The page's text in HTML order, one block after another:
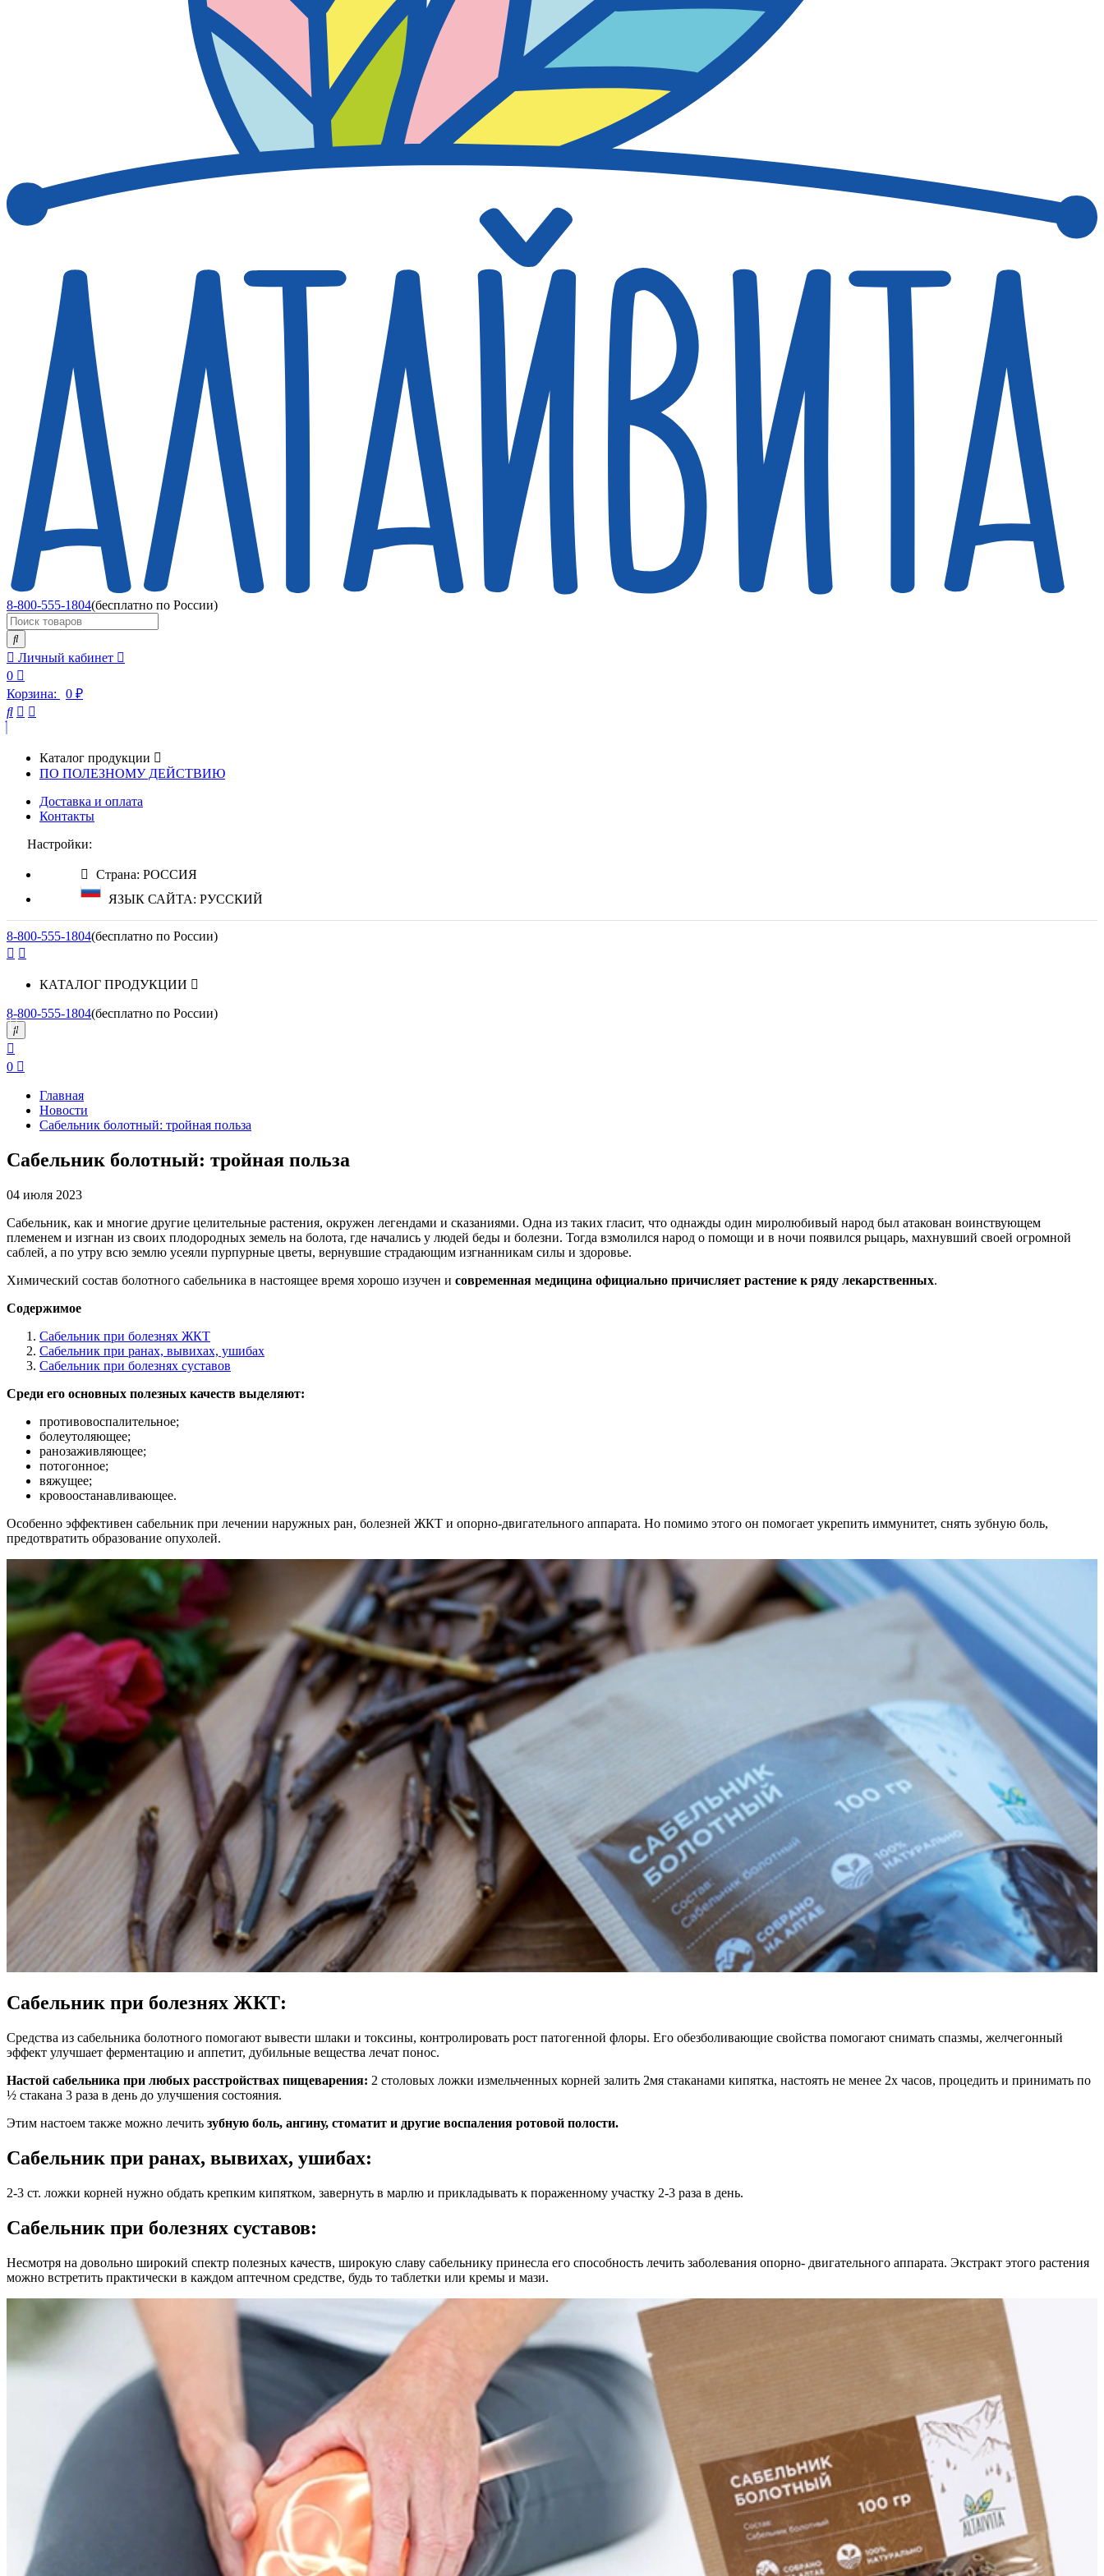
8-800-555-1804(бесплатно по России)
Личный кабинет
0
Корзина:
0 ₽
Каталог продукции
ПО ПОЛЕЗНОМУ ДЕЙСТВИЮ
Доставка и оплата
Контакты
Настройки:
Страна: РОССИЯ
ЯЗЫК САЙТА: РУССКИЙ
8-800-555-1804(бесплатно по России)
КАТАЛОГ ПРОДУКЦИИ
8-800-555-1804(бесплатно по России)
0
Главная
Новости
Сабельник болотный: тройная польза
Сабельник болотный: тройная польза
04 июля 2023
Сабельник, как и многие другие целительные растения, окружен легендами и сказаниями. Одна из таких гласит, что однажды один миролюбивый народ был атакован воинствующем
племенем и изгнан из своих плодородных земель на болота, где начались у людей беды и болезни. Тогда взмолился народ о помощи и в ночи появился рыцарь, махнувший своей огромной
саблей, а по утру всю землю усеяли пурпурные цветы, вернувшие страдающим изгнанникам силы и здоровье.
Химический состав болотного сабельника в настоящее время хорошо изучен и современная медицина официально причисляет растение к ряду лекарственных.
Содержимое
Сабельник при болезнях ЖКТ
Сабельник при ранах, вывихах, ушибах
Сабельник при болезнях суставов
Среди его основных полезных качеств выделяют:
противовоспалительное;
болеутоляющее;
ранозаживляющее;
потогонное;
вяжущее;
кровоостанавливающее.
Особенно эффективен сабельник при лечении наружных ран, болезней ЖКТ и опорно-двигательного аппарата. Но помимо этого он помогает укрепить иммунитет, снять зубную боль,
предотвратить образование опухолей.
Сабельник при болезнях ЖКТ:
Средства из сабельника болотного помогают вывести шлаки и токсины, контролировать рост патогенной флоры. Его обезболивающие свойства помогают снимать спазмы, желчегонный
эффект улучшает ферментацию и аппетит, дубильные вещества лечат понос.
Настой сабельника при любых расстройствах пищеварения: 2 столовых ложки измельченных корней залить 2мя стаканами кипятка, настоять не менее 2х часов, процедить и принимать по
½ стакана 3 раза в день до улучшения состояния.
Этим настоем также можно лечить зубную боль, ангину, стоматит и другие воспаления ротовой полости.
Сабельник при ранах, вывихах, ушибах:
2-3 ст. ложки корней нужно обдать крепким кипятком, завернуть в марлю и прикладывать к пораженному участку 2-3 раза в день.
Сабельник при болезнях суставов:
Несмотря на довольно широкий спектр полезных качеств, широкую славу сабельнику принесла его способность лечить заболевания опорно- двигательного аппарата. Экстракт этого растения
можно встретить практически в каждом аптечном средстве, будь то таблетки или кремы и мази.